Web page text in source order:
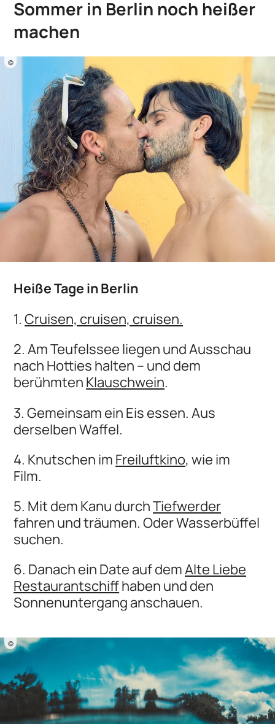
Sommer in Berlin noch heißer
machen
©
Heiße Tage in Berlin
1.Cruisen, cruisen, cruisen.
2. Am Teufelssee liegen und Ausschau
nach Hotties halten – und dem
berühmtenKlauschwein.
3. Gemeinsam ein Eis essen. Aus
derselben Waffel.
4. Knutschen imFreiluftkino, wie im
Film.
5. Mit dem Kanu durchTiefwerder
fahren und träumen. Oder Wasserbüffel
suchen.
6. Danach ein Date auf demAlte Liebe
Restaurantschiffhaben und den
Sonnenuntergang anschauen.
©